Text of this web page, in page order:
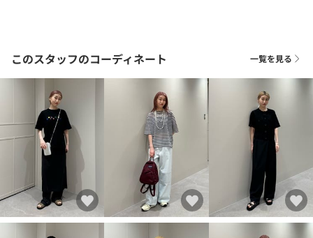
このスタッフのコーディネート 一覧を見る